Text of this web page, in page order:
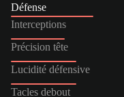
Défense
Interceptions
Précision tête
Lucidité défensive
Tacles debout